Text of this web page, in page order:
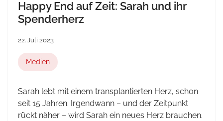
Happy End auf Zeit: Sarah und ihr
Spenderherz
22. Juli 2023
Medien
Sarah lebt mit einem transplantierten Herz, schon
seit 15 Jahren. Irgendwann – und der Zeitpunkt
rückt näher – wird Sarah ein neues Herz brauchen.